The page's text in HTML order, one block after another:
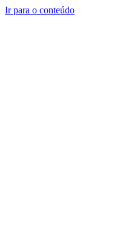
Ir para o conteúdo